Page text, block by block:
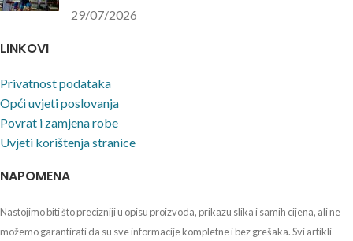
29/07/2026
LINKOVI
Privatnost podataka
Opći uvjeti poslovanja
Povrat i zamjena robe
Uvjeti korištenja stranice
NAPOMENA
Nastojimo biti što precizniji u opisu proizvoda, prikazu slika i samih cijena, ali ne
možemo garantirati da su sve informacije kompletne i bez grešaka. Svi artikli